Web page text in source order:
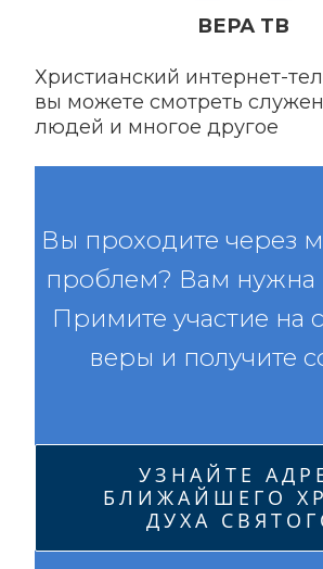
ВЕРА ТВ
Христианский интернет-
вы можете смотреть
людей и многое другое
Вы проходите через
проблем? Вам
Примите участие на
веры и получите
УЗНАЙТЕ
БЛИЖАЙШЕГО
ДУХА